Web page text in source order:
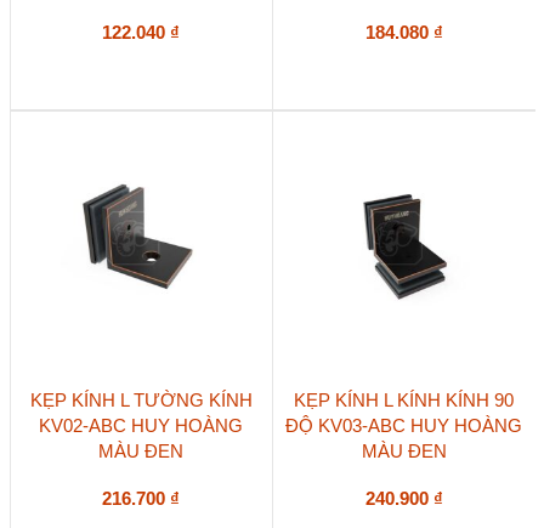
122.040 ₫ 184.080 ₫
KẸP KÍNH L TƯỜNG KÍNH
KV02-ABC HUY HOÀNG
MÀU ĐEN
216.700 ₫
KẸP KÍNH L KÍNH KÍNH 90
ĐỘ KV03-ABC HUY HOÀNG
MÀU ĐEN
240.900 ₫